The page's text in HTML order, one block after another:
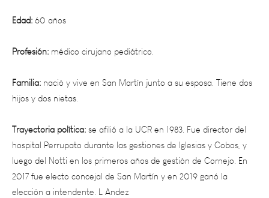
Profesión:médico cirujano pediátrico.
Familia:nació y vive en San Martín junto a su esposa. Tiene dos
hijos y dos nietas.
Trayectoria política:
hospital Perrupato durante las gestiones de Iglesias y Cobos, y
luego del Notti en los primeros años de gestión de Cornejo. En
2017 fue electo concejal de San Martín y en 2019 ganó la
elección a intendente. L Andez